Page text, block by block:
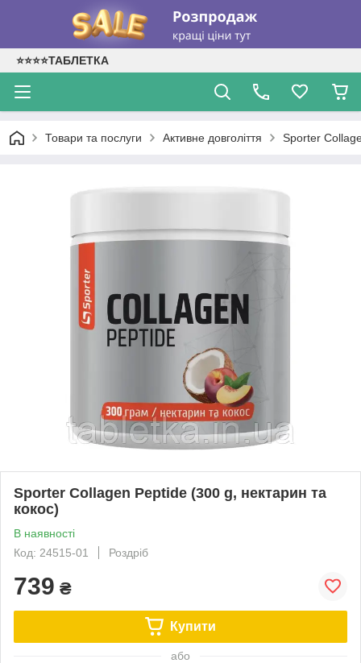
⭐⭐⭐⭐ТАБЛЕТКА
Товари та послуги Активне довголіття Sporter
Sporter Collagen Peptide (300 g, нектарин та
кокос)
В наявності
Код: 24515-01
Роздріб
739 ₴
Купити
або